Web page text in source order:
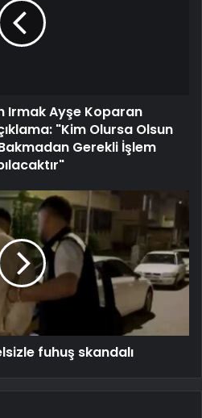
Irmak Ayşe Koparan
"Kim Olursa Olsun
Gerekli İşlem
fuhuş skandalı